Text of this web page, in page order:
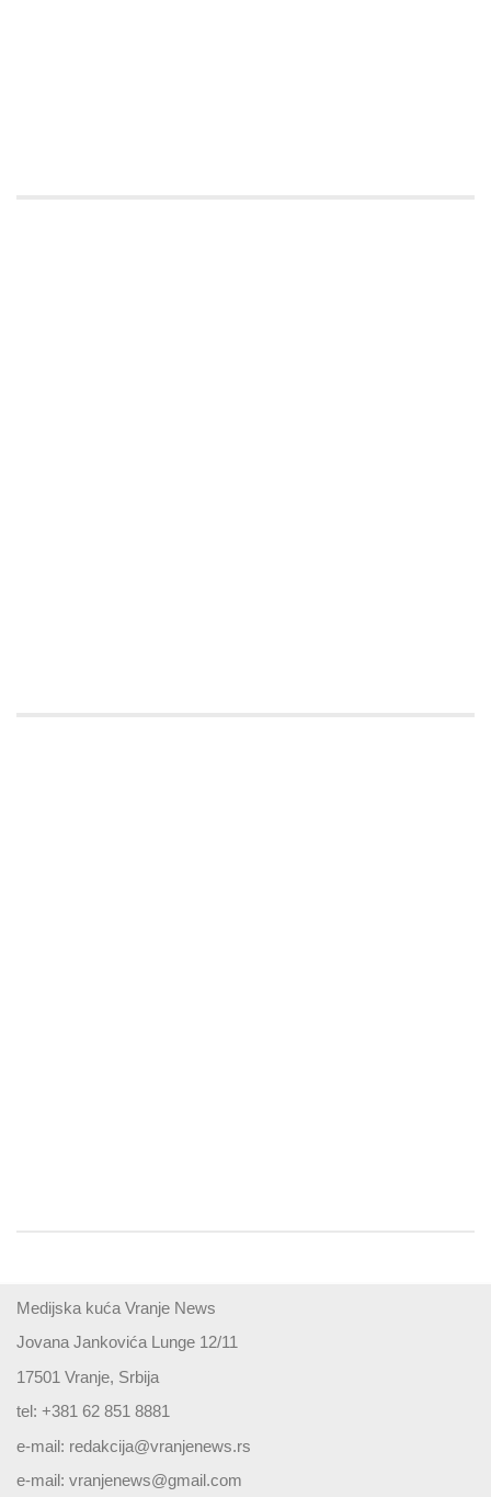
Medijska kuća Vranje News
Jovana Jankovića Lunge 12/11
17501 Vranje, Srbija
tel: +381 62 851 8881
e-mail: redakcija@vranjenews.rs
e-mail: vranjenews@gmail.com